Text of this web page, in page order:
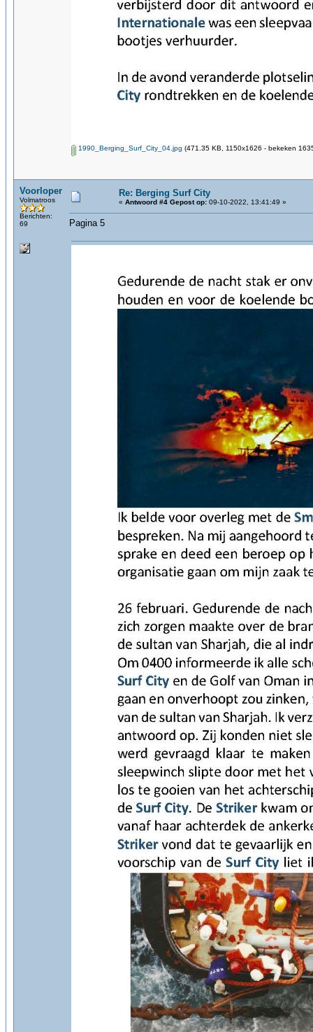
1990_Berging_Surf_City_04.jpg (471.35 KB, 1150x1626 - bekeken
Voorloper
Volmatroos
Berichten:
69
Re: Berging Surf City
« Antwoord #4 Gepost op: 09-10-2022, 13:41:49 »
Pagina 5